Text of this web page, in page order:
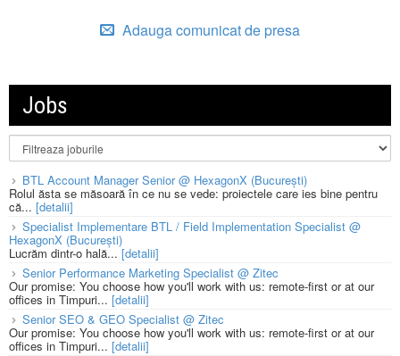
Adauga comunicat de presa
Jobs
BTL Account Manager Senior @ HexagonX (București)
Rolul ăsta se măsoară în ce nu se vede: proiectele care ies bine pentru
că... [detalii]
Specialist Implementare BTL / Field Implementation Specialist @
HexagonX (București)
Lucrăm dintr-o hală...[detalii]
Senior Performance Marketing Specialist @ Zitec
Our promise: You choose how you'll work with us: remote-first or at our
offices in Timpuri... [detalii]
Senior SEO & GEO Specialist @ Zitec
Our promise: You choose how you'll work with us: remote-first or at our
offices in Timpuri... [detalii]